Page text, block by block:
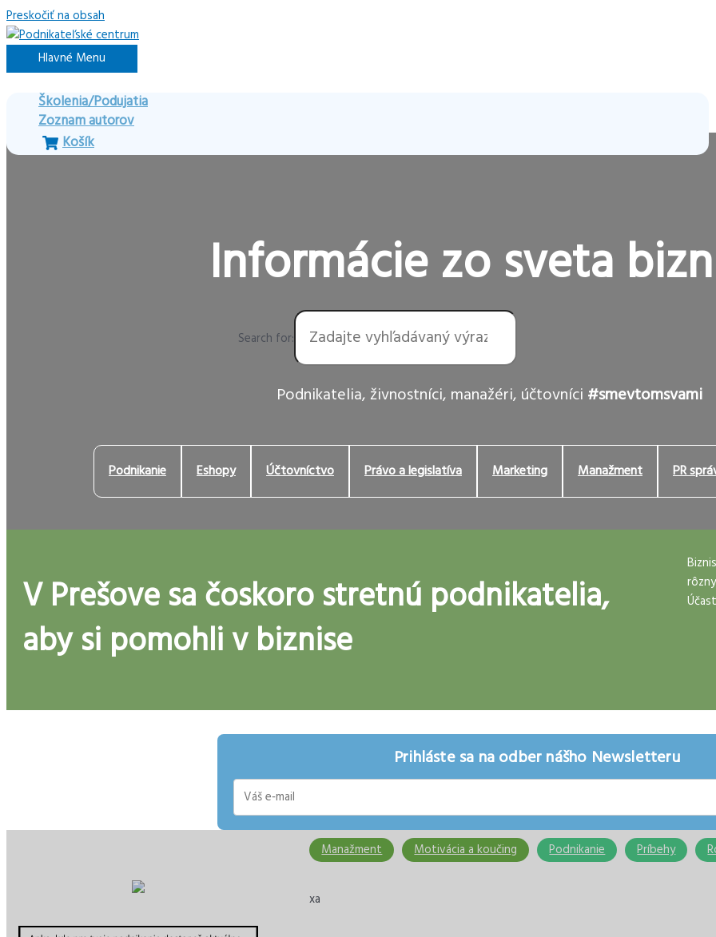
Preskočiť na obsah
Hlavné Menu
Školenia/Podujatia
Zoznam autorov
Košík
Informácie zo sveta
Search for:
Podnikatelia, živnostníci, manažéri, účtovníci #smevtomsvami
Podnikanie Eshopy Účtovníctvo Právo a legislatíva Marketing Manažment PR
V Prešove sa čoskoro stretnú podnikatelia,
aby si pomohli v biznise
Prihláste sa na odber nášho Newsletteru
Manažment Motivácia a koučing Podnikanie Príbehy
xa